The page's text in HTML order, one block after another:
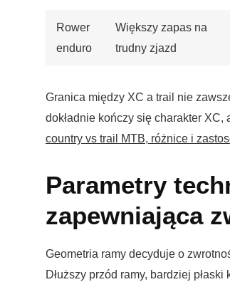
Rower
enduro
Większy zapas na
trudny zjazd
Granica między XC a trail nie
dokładnie kończy się charakter
country vs trail MTB, różnice i
Parametry
zapewniająca
Geometria ramy decyduje o
Dłuższy przód ramy, bardziej